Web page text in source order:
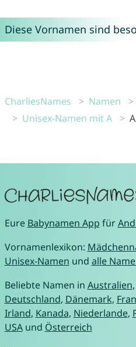
Diese Vornamen sind
CharliesNames Namen
Unisex-Namen mit A
Eure Babynamen App für
Vornamenlexikon:
Unisex-Namen und alle
Beliebte Namen in Australien,
Deutschland, Dänemark,
Irland, Kanada, Niederlande,
USAund Österreich